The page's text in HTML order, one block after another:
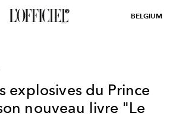
BELGIUM
explosives du Prince
nouveau livre "Le